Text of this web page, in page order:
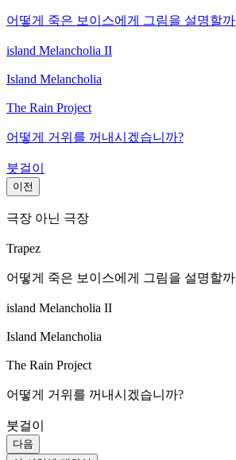
어떻게 죽은 보이스에게 그림을 설명할까
island Melancholia II
Island Melancholia
The Rain Project
어떻게 거위를 꺼내시겠습니까?
붓걸이
이전
극장 아닌 극장
Trapez
어떻게 죽은 보이스에게 그림을 설명할까
island Melancholia II
Island Melancholia
The Rain Project
어떻게 거위를 꺼내시겠습니까?
붓걸이
다음